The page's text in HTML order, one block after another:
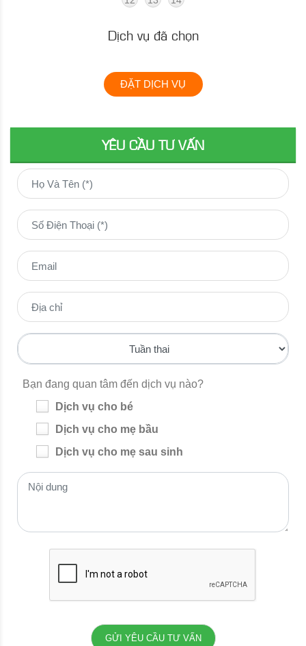
Dịch vụ đã chọn
ĐẶT DỊCH VỤ
YÊU CẦU TƯ VẤN
Bạn đang quan tâm đến dịch vụ nào?
Dịch vụ cho bé
Dịch vụ cho mẹ bầu
Dịch vụ cho mẹ sau sinh